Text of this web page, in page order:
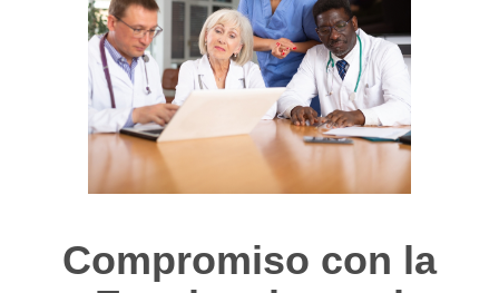
Compromiso con la